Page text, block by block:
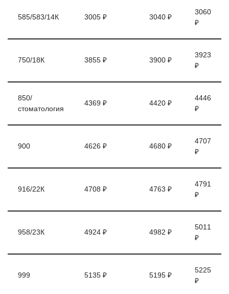
585/583/14К 3005 ₽ 3040 ₽
3060
₽
750/18К 3855 ₽ 3900 ₽
3923
₽
850/
стоматология
4369 ₽ 4420 ₽
4446
₽
900 4626 ₽ 4680 ₽
4707
₽
916/22К 4708 ₽ 4763 ₽
4791
₽
958/23К 4924 ₽ 4982 ₽
5011
₽
999 5135 ₽ 5195 ₽
5225
₽